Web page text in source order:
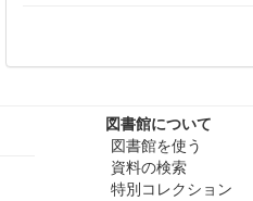
図書館について
図書館を使う
資料の検索
特別コレクション